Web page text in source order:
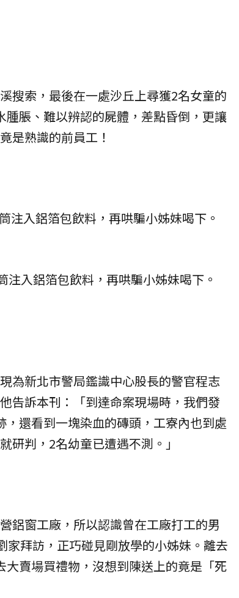
搜索，最後在一處沙丘上尋獲2名女童的
脹、難以辨認的屍體，差點昏倒，更讓
是熟識的前員工！
入鋁箔包飲料，再哄騙小姊妹喝下。
為新北市警局鑑識中心股長的警官程志
告訴本刊：「到達命案現場時，我們發
還看到一塊染血的磚頭，工寮內也到處
研判，2名幼童已遭遇不測。」
鋁窗工廠，所以認識曾在工廠打工的男
家拜訪，正巧碰見剛放學的小姊妹。離去
賣場買禮物，沒想到陳送上的竟是「死